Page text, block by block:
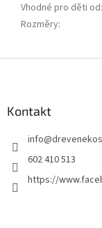
Vhodné pro děti od:
Rozměry:
Kontakt
info@
602 410 513
https://